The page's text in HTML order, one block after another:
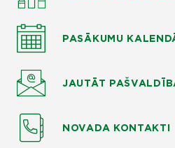
PASĀKUMU
JAUTĀT
NOVADA KONTAKTI